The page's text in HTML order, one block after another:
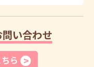
い合わせ
ら